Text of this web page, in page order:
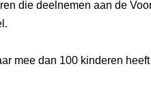
die deelnemen aan de
mee dan 100 kinderen